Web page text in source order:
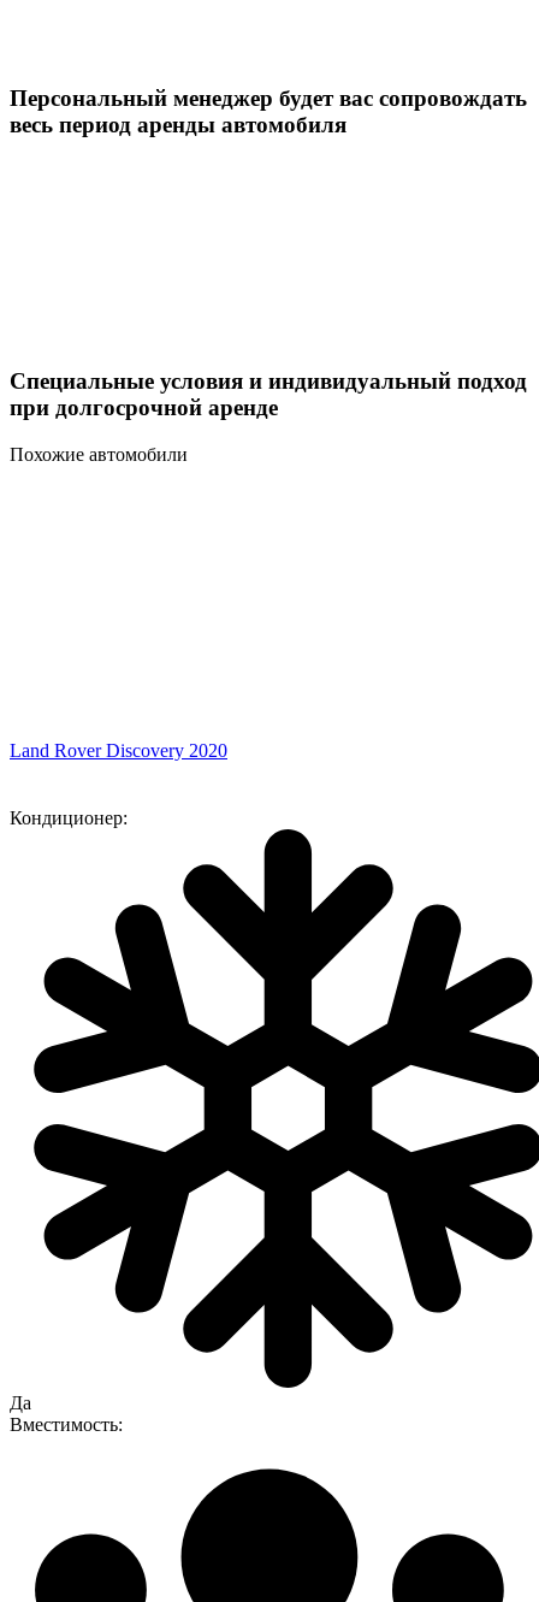
Персональный менеджер будет вас сопровождать
весь период аренды автомобиля
Специальные условия и индивидуальный подход
при долгосрочной аренде
Похожие автомобили
Land Rover Discovery 2020
Кондиционер:
Да
Вместимость: